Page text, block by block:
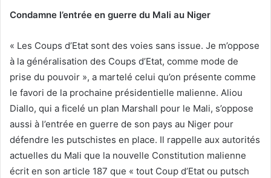
Condamne l’entrée en guerre du Mali au Niger
« Les Coups d’Etat sont des voies sans issue. Je m’oppose
à la généralisation des Coups d’Etat, comme mode de
prise du pouvoir », a martelé celui qu’on présente comme
le favori de la prochaine présidentielle malienne. Aliou
Diallo, qui a ficelé un plan Marshall pour le Mali, s’oppose
aussi à l’entrée en guerre de son pays au Niger pour
défendre les putschistes en place. Il rappelle aux autorités
actuelles du Mali que la nouvelle Constitution malienne
écrit en son article 187 que « tout Coup d’Etat ou putsch